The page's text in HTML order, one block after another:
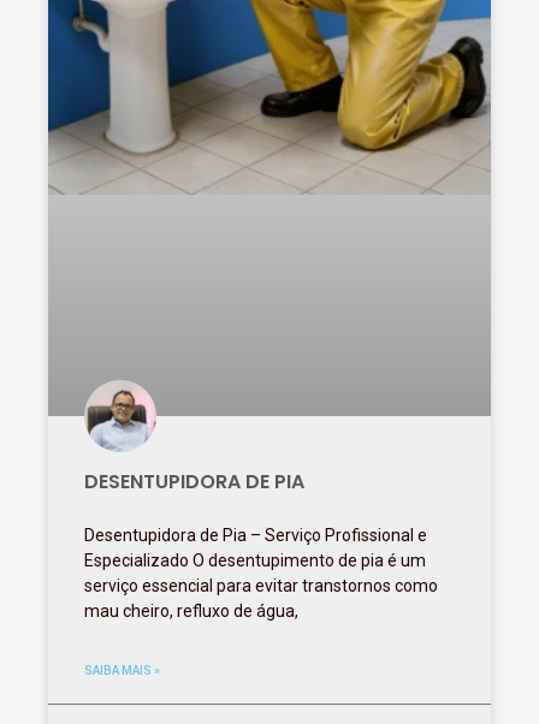
DESENTUPIDORA DE PIA
Desentupidora de Pia – Serviço Profissional e
Especializado O desentupimento de pia é um
serviço essencial para evitar transtornos como
mau cheiro, refluxo de água,
SAIBA MAIS »